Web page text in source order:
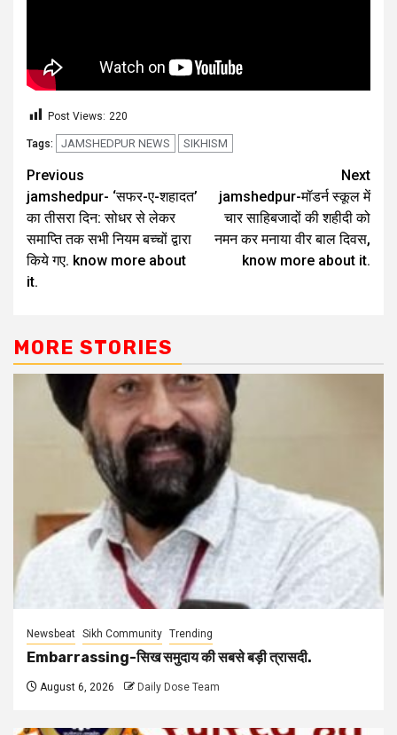
Post Views: 220
Tags: JAMSHEDPUR NEWS SIKHISM
Previous
jamshedpur- ‘सफर-ए-शहादत’
का तीसरा दिन: सोधर से लेकर
समाप्ति तक सभी नियम बच्चों द्वारा
किये गए. know more about
it.
Next
jamshedpur-मॉडर्न स्कूल में
चार साहिबजादों की शहीदी को
नमन कर मनाया वीर बाल दिवस,
know more about it.
MORE STORIES
Newsbeat Sikh Community Trending
Embarrassing-सिख समुदाय की सबसे बड़ी त्रासदी.
August 6, 2026 Daily Dose Team